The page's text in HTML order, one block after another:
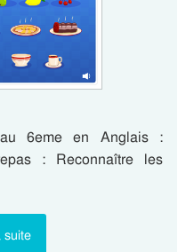
6eme en Anglais :
: Reconnaître les
suite